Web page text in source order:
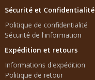
Sécurité et Confidentialité
Politique de confidentialité
Sécurité de l'information
Expédition et retours
Informations d'expédition
Politique de retour